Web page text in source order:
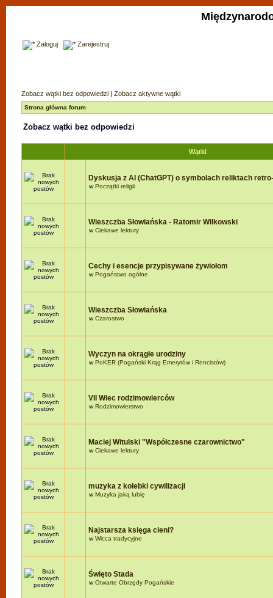
Zaloguj Zarejestruj
Zobacz wątki bez odpowiedzi | Zobacz aktywne wątki
Strona główna forum
Zobacz wątki bez odpowiedzi
Wątki
Dyskusja z AI (ChatGPT) o symbolach reliktach
wPoczątki religii
Wieszczba Słowiańska - Ratomir Wilkowski
wCiekawe lektury
Cechy i esencje przypisywane żywiołom
wPogaństwo ogólne
Wieszczba Słowiańska
wCzarostwo
Wyczyn na okrągłe urodziny
wPoKER (Pogański Krąg Emerytów i Rencistów)
VII Wiec rodzimowierców
wRodzimowierstwo
Maciej Witulski "Współczesne czarownictwo"
wCiekawe lektury
muzyka z kolebki cywilizacji
wMuzyka jaką lubię
Najstarsza księga cieni?
wWicca tradycyjne
Święto Stada
wOtwarte Obrzędy Pogańskie